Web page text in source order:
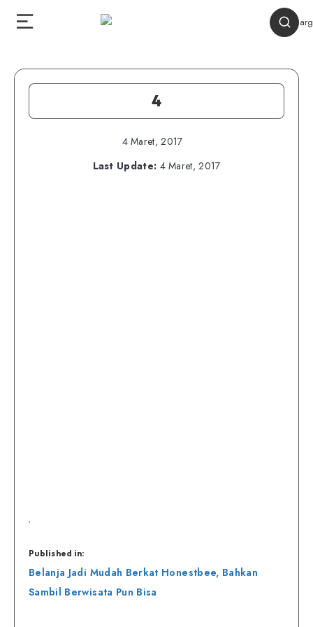
4
4 Maret, 2017
Last Update: 4 Maret, 2017
Published in:
Navigasi
pos
Belanja Jadi Mudah Berkat Honestbee, Bahkan
Sambil Berwisata Pun Bisa